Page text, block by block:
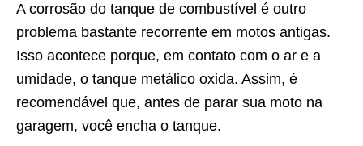
A corrosão do tanque de combustível é outro
problema bastante recorrente em motos antigas.
Isso acontece porque, em contato com o ar e a
umidade, o tanque metálico oxida. Assim, é
recomendável que, antes de parar sua moto na
garagem, você encha o tanque.